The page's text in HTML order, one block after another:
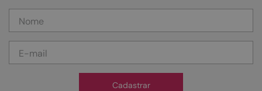
Cadastrar